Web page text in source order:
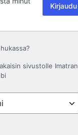
sivustolle Imatran